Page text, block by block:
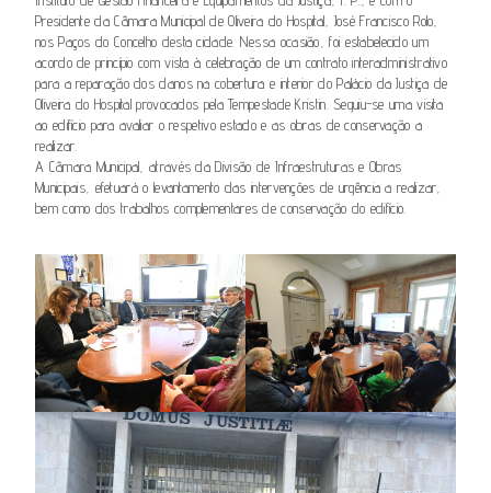
Presidente da Câmara Municipal de Oliveira do Hospital, José Francisco Rolo,
nos Paços do Concelho desta cidade. Nessa ocasião, foi estabelecido um
acordo de princípio com vista à celebração de um contrato interadministrativo
para a reparação dos danos na cobertura e interior do Palácio da Justiça de
Oliveira do Hospital provocados pela Tempestade Kristin. Seguiu-se uma visita
ao edifício para avaliar o respetivo estado e as obras de conservação a
realizar.
A Câmara Municipal, através da Divisão de Infraestruturas e Obras
Municipais, efetuará o levantamento das intervenções de urgência a realizar,
bem como dos trabalhos complementares de conservação do edifício.